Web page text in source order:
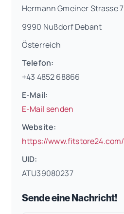
Hermann Gmeiner Strasse 7
9990 Nußdorf Debant
Österreich
Telefon:
+43 4852 68866
E-Mail:
E-Mail senden
Website:
https://www.fitstore24.com/
UID:
ATU39080237
Sende eine Nachricht!